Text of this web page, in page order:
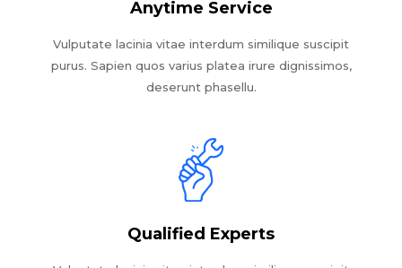
Anytime Service
Vulputate lacinia vitae interdum similique suscipit
purus. Sapien quos varius platea irure dignissimos,
deserunt phasellu.
Qualified Experts